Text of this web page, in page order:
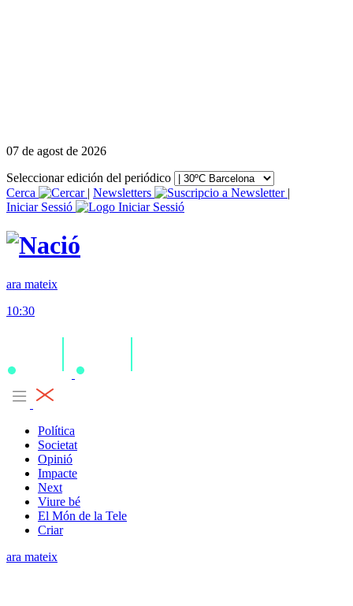
07 de agost de 2026
Seleccionar edición del periódico
Cerca
| Newsletters
|
Iniciar Sessió
ara mateix
10:30
Política
Societat
Opinió
Impacte
Next
Viure bé
El Món de la Tele
Criar
ara mateix